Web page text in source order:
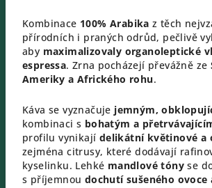
Kombinace 100% Arabika z těch
přírodních i praných odrůd, pečlivě
aby maximalizovaly organoleptické
espressa. Zrna pocházejí převážně ze
Ameriky a Afrického rohu.
Káva se vyznačuje jemným,
kombinaci s bohatým a
profilu vynikají delikátní květinové a
zejména citrusy, které dodávají
kyselinku. Lehké mandlové tóny se
s příjemnou dochutí sušeného ovoce